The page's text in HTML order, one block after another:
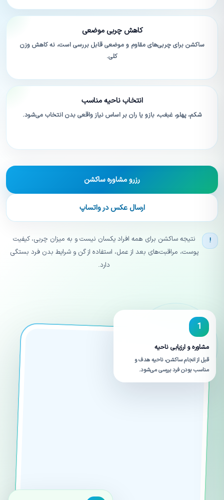
کاهش چربی موضعی
ساکشن برای چربی‌های مقاوم و موضعی قابل بررسی است، نه کاهش وزن
کلی.
انتخاب ناحیه مناسب
شکم، پهلو، غبغب، بازو یا ران بر اساس نیاز واقعی بدن انتخاب می‌شود.
رزرو مشاوره ساکشن
ارسال عکس در واتساپ
!
نتیجه ساکشن برای همه افراد یکسان نیست و به میزان چربی، کیفیت
پوست، مراقبت‌های بعد از عمل، استفاده از گن و شرایط بدن فرد بستگی
دارد.
1
مشاوره و ارزیابی ناحیه
قبل از انجام ساکشن، ناحیه هدف و
مناسب بودن فرد بررسی می‌شود.